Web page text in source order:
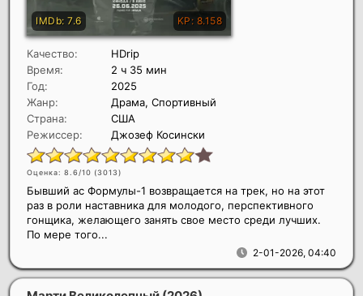
Качество:
HDrip
Время:
2 ч 35 мин
Год:
2025
Жанр:
Драма, Спортивный
Страна:
США
Режиссер:
Джозеф Косински
Оценка: 8.6/10 (3013)
2-01-2026, 04:40
Бывший ас Формулы-1 возвращается на трек, но на этот
раз в роли наставника для молодого, перспективного
гонщика, желающего занять свое место среди лучших.
По мере того...